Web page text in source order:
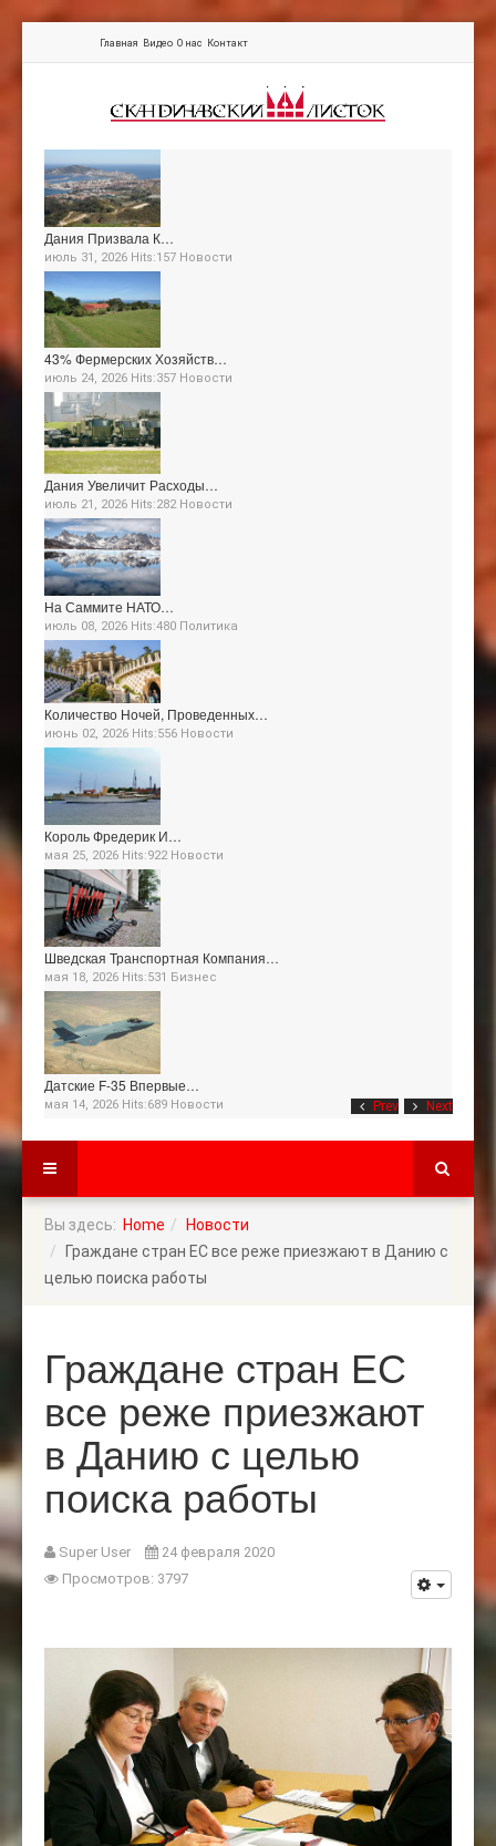
Главная Видео О нас Контакт
Prev Next
Дания Призвала К…
июль 31, 2026 Hits:157 Новости
43% Фермерских Хозяйств…
июль 24, 2026 Hits:357 Новости
Дания Увеличит Расходы…
июль 21, 2026 Hits:282 Новости
На Саммите НАТО…
июль 08, 2026 Hits:480 Политика
Количество Ночей, Проведенных…
июнь 02, 2026 Hits:556 Новости
Король Фредерик И…
мая 25, 2026 Hits:922 Новости
Шведская Транспортная Компания…
мая 18, 2026 Hits:531 Бизнес
Датские F-35 Впервые…
мая 14, 2026 Hits:689 Новости
Вы здесь: Home
Новости
Граждане стран ЕС все реже приезжают в Данию с
целью поиска работы
Граждане стран ЕС
все реже приезжают
в Данию с целью
поиска работы
Super User
24 февраля 2020
Просмотров: 3797